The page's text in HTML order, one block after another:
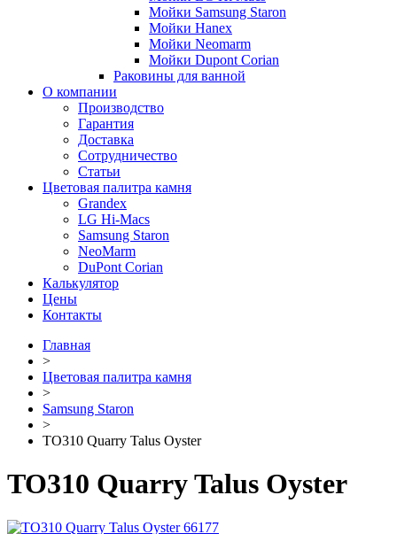
Мойки Samsung Staron
Мойки Hanex
Мойки Neomarm
Мойки Dupont Corian
Раковины для ванной
О компании
Производство
Гарантия
Доставка
Сотрудничество
Статьи
Цветовая палитра камня
Grandex
LG Hi-Macs
Samsung Staron
NeoMarm
DuPont Corian
Калькулятор
Цены
Контакты
Главная
>
Цветовая палитра камня
>
Samsung Staron
>
TO310 Quarry Talus Oyster
TO310 Quarry Talus Oyster